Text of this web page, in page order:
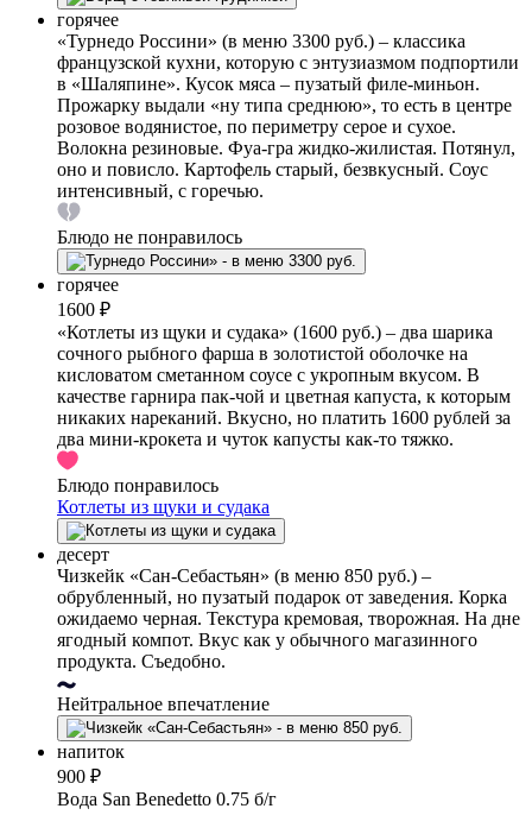
горячее
«Турнедо Россини» (в меню 3300 руб.) – классика
французской кухни, которую с энтузиазмом подпортили
в «Шаляпине». Кусок мяса – пузатый филе-миньон.
Прожарку выдали «ну типа среднюю», то есть в центре
розовое водянистое, по периметру серое и сухое.
Волокна резиновые. Фуа-гра жидко-жилистая. Потянул,
оно и повисло. Картофель старый, безвкусный. Соус
интенсивный, с горечью.
Блюдо не понравилось
горячее
1600 ₽
«Котлеты из щуки и судака» (1600 руб.) – два шарика
сочного рыбного фарша в золотистой оболочке на
кисловатом сметанном соусе с укропным вкусом. В
качестве гарнира пак-чой и цветная капуста, к которым
никаких нареканий. Вкусно, но платить 1600 рублей за
два мини-крокета и чуток капусты как-то тяжко.
Блюдо понравилось
Котлеты из щуки и судака
десерт
Чизкейк «Сан-Себастьян» (в меню 850 руб.) –
обрубленный, но пузатый подарок от заведения. Корка
ожидаемо черная. Текстура кремовая, творожная. На дне
ягодный компот. Вкус как у обычного магазинного
продукта. Съедобно.
Нейтральное впечатление
напиток
900 ₽
Вода San Benedetto 0.75 б/г